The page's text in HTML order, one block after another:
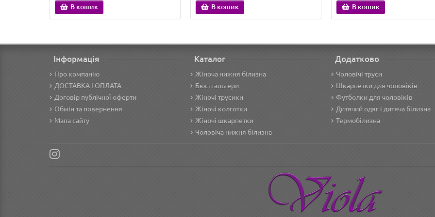
В кошик В кошик В кошик
Інформація
Про компанію
ДОСТАВКА І ОПЛАТА
Договір публічної оферти
Обмін та повернення
Мапа сайту
Каталог
Жіноча нижня білизна
Бюстгальтери
Жіночі трусики
Жіночі колготки
Жіночі шкарпетки
Чоловіча нижня білизна
Додатково
Чоловічі труси
Шкарпетки для чоловіків
Футболки для чоловіків
Дитячий одяг і дитяча білизна
Термобілизна